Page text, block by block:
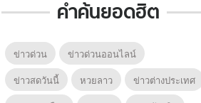
คำค้นยอดฮิต
ข่าวด่วน
ข่าวด่วนออนไลน์
ข่าวสดวันนี้
หวยลาว
ข่าวต่างประเทศ